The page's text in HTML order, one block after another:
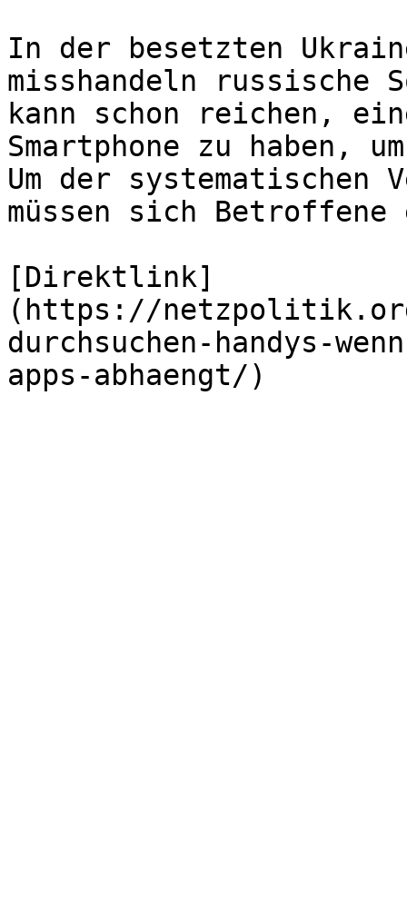
In der besetzten
misshandeln russische
kann schon reichen,
Smartphone zu haben,
Um der systematischen
müssen sich
[Direktlink]
(https://
durchsuchen-handys-
apps-abhaengt/)